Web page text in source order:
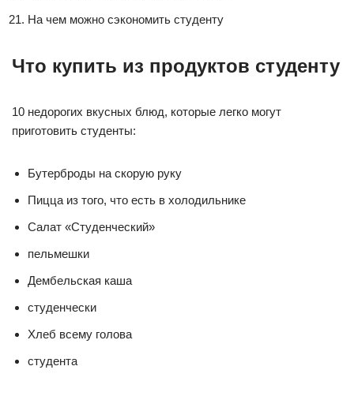
На чем можно сэкономить студенту
Что купить из продуктов студенту
10 недорогих вкусных блюд, которые легко могут
приготовить студенты:
Бутерброды на скорую руку
Пицца из того, что есть в холодильнике
Салат «Студенческий»
пельмешки
Дембельская каша
студенчески
Хлеб всему голова
студента